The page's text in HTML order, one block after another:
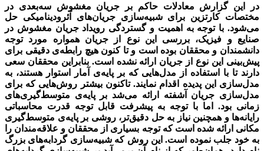
در این گزارش معادلات حاکم بر جریان مغشوش سه‌بعدی در
مختصات کارتزین برای شبیه‌سازی جریان‌های آئرودینامیکی حل
می‌شود. با توجه به اهمیت و گستردگی رویداد جریان مغشوش در
صنایع و فیزیک، بررسی این نوع از جریان همواره مورد توجه
دانشمندان و محققان بوده است و تا کنون هیچ رابطه‌ی دقیقی برای
پیش‌بینی این نوع از جریان ارائه نشده است. بنابراین محققان سعی
دارند تا با استفاده از مدل‌هایی که بر پایه‌ی آمار استوار هستند، به
مدل‌سازی این پدیده اقدام نمایند. تاکنون بیشتر روش‌هایی که برای
مدل‌سازی جریان آشفته ارائه می‌شد بر پایه‌ی متوسط‌گیری‌های
زمانی بود. اما با توجه به پیشرفت قابل‌ توجه قدرت محاسباتی
رایانه‌ها و همچنین نیاز به حل دقیق‌تر، روشی بر پایه‌ی متوسط‌گیری
مکانی ارائه شده است که توجه بسیاری از محققان و علاقه‌مندان را
به خود جلب نموده است. این روش که شبیه‌سازی گردابه‌های بزرگ